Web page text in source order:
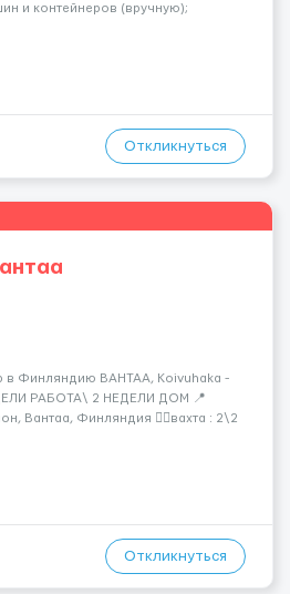
и контейнеров (вручную);
заведующего складом. ✅
Откликнуться
в Финляндию ВАНТАА, Koivuhaka -
РАБОТА\ 2 НЕДЕЛИ ДОМ 📍
Вантаа, Финляндия 👌🏻вахта : 2\2
БЕСПЛАТНО 📞
Откликнуться